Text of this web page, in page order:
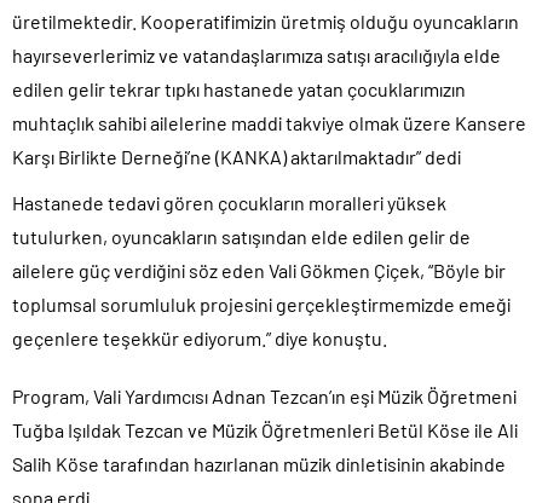
üretilmektedir. Kooperatifimizin üretmiş olduğu oyuncakların
hayırseverlerimiz ve vatandaşlarımıza satışı aracılığıyla elde
edilen gelir tekrar tıpkı hastanede yatan çocuklarımızın
muhtaçlık sahibi ailelerine maddi takviye olmak üzere Kansere
Karşı Birlikte Derneği’ne (KANKA) aktarılmaktadır” dedi
Hastanede tedavi gören çocukların moralleri yüksek
tutulurken, oyuncakların satışından elde edilen gelir de
ailelere güç verdiğini söz eden Vali Gökmen Çiçek, “Böyle bir
toplumsal sorumluluk projesini gerçekleştirmemizde emeği
geçenlere teşekkür ediyorum.” diye konuştu.
Program, Vali Yardımcısı Adnan Tezcan’ın eşi Müzik Öğretmeni
Tuğba Işıldak Tezcan ve Müzik Öğretmenleri Betül Köse ile Ali
Salih Köse tarafından hazırlanan müzik dinletisinin akabinde
sona erdi.